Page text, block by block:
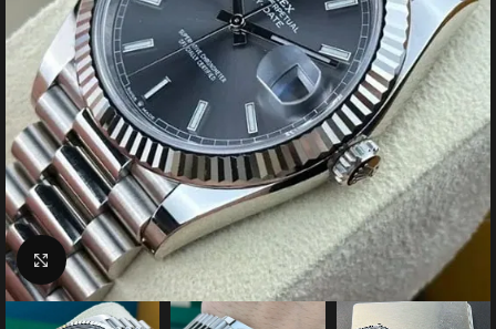
クリックで拡大